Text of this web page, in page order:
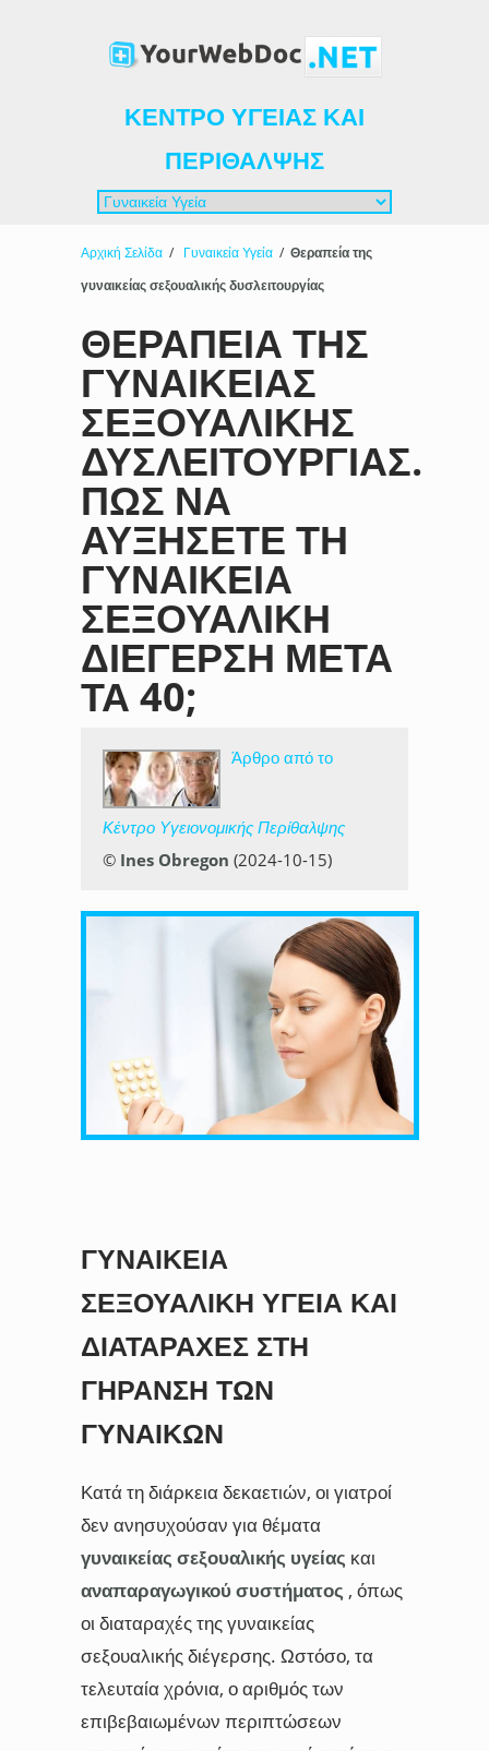
ΚΈΝΤΡΟ ΥΓΕΊΑΣ ΚΑΙ
ΠΕΡΊΘΑΛΨΗΣ
Αρχική Σελίδα / Γυναικεία Υγεία / Θεραπεία της
γυναικείας σεξουαλικής δυσλειτουργίας
ΘΕΡΑΠΕΊΑ ΤΗΣ
ΓΥΝΑΙΚΕΊΑΣ
ΣΕΞΟΥΑΛΙΚΉΣ
ΔΥΣΛΕΙΤΟΥΡΓΊΑΣ.
ΠΏΣ ΝΑ
ΑΥΞΉΣΕΤΕ ΤΗ
ΓΥΝΑΙΚΕΊΑ
ΣΕΞΟΥΑΛΙΚΉ
ΔΙΈΓΕΡΣΗ ΜΕΤΆ
ΤΑ 40;
Άρθρο από το
Κέντρο Υγειονομικής Περίθαλψης
© Ines Obregon (2024-10-15)
ΓΥΝΑΙΚΕΊΑ
ΣΕΞΟΥΑΛΙΚΉ ΥΓΕΊΑ ΚΑΙ
ΔΙΑΤΑΡΑΧΈΣ ΣΤΗ
ΓΉΡΑΝΣΗ ΤΩΝ
ΓΥΝΑΙΚΏΝ
Κατά τη διάρκεια δεκαετιών, οι γιατροί
δεν ανησυχούσαν για θέματα
γυναικείας σεξουαλικής υγείας και
αναπαραγωγικού συστήματος , όπως
οι διαταραχές της γυναικείας
σεξουαλικής διέγερσης. Ωστόσο, τα
τελευταία χρόνια, ο αριθμός των
επιβεβαιωμένων περιπτώσεων